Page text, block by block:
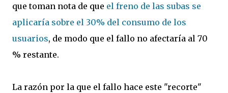
que toman nota de que el freno de las subas se
aplicaría sobre el 30% del consumo de los
usuarios, de modo que el fallo no afectaría al 70
% restante.
La razón por la que el fallo hace este "recorte"